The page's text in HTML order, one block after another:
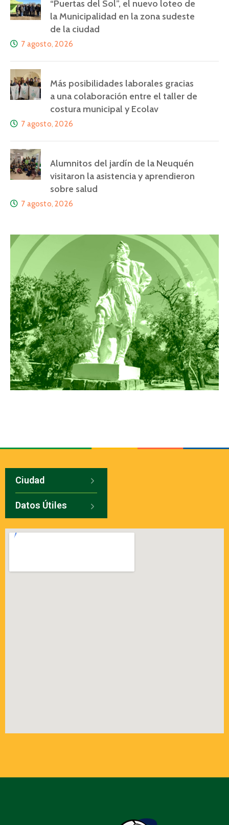
“Puertas del Sol”, el nuevo loteo de
la Municipalidad en la zona sudeste
de la ciudad
7 agosto, 2026
Más posibilidades laborales gracias
a una colaboración entre el taller de
costura municipal y Ecolav
7 agosto, 2026
Alumnitos del jardín de la Neuquén
visitaron la asistencia y aprendieron
sobre salud
7 agosto, 2026
Ciudad
Datos Útiles